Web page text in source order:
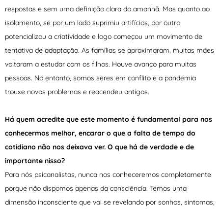
respostas e sem uma definição clara do amanhã. Mas quanto ao
isolamento, se por um lado suprimiu artifícios, por outro
potencializou a criatividade e logo começou um movimento de
tentativa de adaptação. As famílias se aproximaram, muitas mães
voltaram a estudar com os filhos. Houve avanço para muitas
pessoas. No entanto, somos seres em conflito e a pandemia
trouxe novos problemas e reacendeu antigos.
Há quem acredite que este momento é fundamental para nos
conhecermos melhor, encarar o que a falta de tempo do
cotidiano não nos deixava ver. O que há de verdade e de
importante nisso?
Para nós psicanalistas, nunca nos conheceremos completamente
porque não dispomos apenas da consciência. Temos uma
dimensão inconsciente que vai se revelando por sonhos, sintomas,